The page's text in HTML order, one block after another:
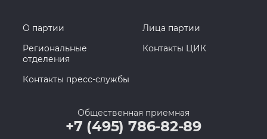
О партии
Лица партии
Региональные
отделения
Контакты ЦИК
Контакты пресс-службы
Общественная приемная
+7 (495) 786-82-89